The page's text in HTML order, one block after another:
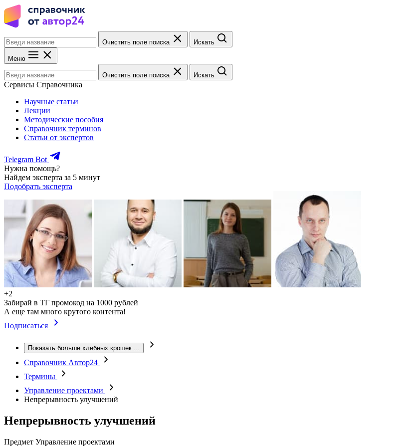
Очистить поле поиска Искать
Меню
Очистить поле поиска Искать
Сервисы Справочника
Научные статьи
Лекции
Методические пособия
Справочник терминов
Статьи от экспертов
Telegram Bot
Нужна помощь?
Найдем эксперта за 5 минут
Подобрать эксперта
+2
Забирай в ТГ промокод на 1000 рублей
А еще там много крутого контента!
Подписаться
Показать больше хлебных крошек ...
Справочник Автор24
Термины
Управление проектами
Непрерывность улучшений
Непрерывность улучшений
Предмет Управление проектами